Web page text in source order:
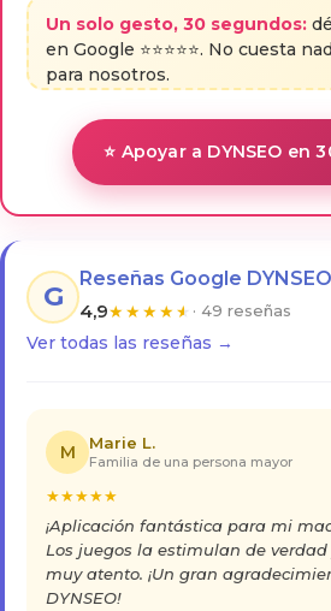
Un solo gesto, 30 segundos:
en Google ⭐⭐⭐⭐⭐. No cuesta
para nosotros.
⭐ Apoyar a DYNSEO en
G
Reseñas Google DYNSEO
4,9★★★★★ · 49 reseñas
Ver todas las reseñas →
M Marie L.
Familia de una persona mayor
★★★★★
¡Aplicación fantástica para mi
Los juegos la estimulan de
muy atento. ¡Un gran
DYNSEO!